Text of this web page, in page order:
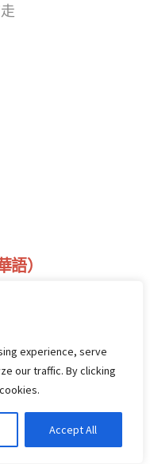
experience, serve
our traffic. By clicking
Accept All
）